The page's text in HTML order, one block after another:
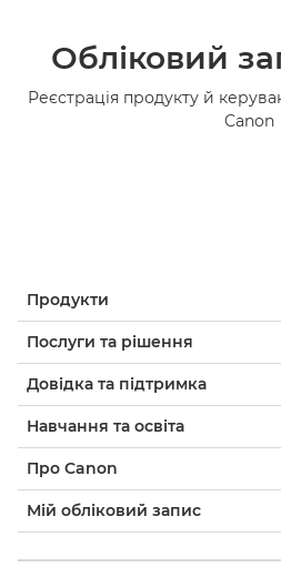
Обліковий
Реєстрація продукту й
Canon
Продукти
Послуги та рішення
Довідка та підтримка
Навчання та освіта
Про Canon
Мій обліковий запис